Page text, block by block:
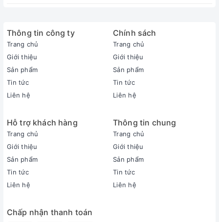
Thông tin sản phẩm
Loại máy:
1 chiều (chỉ làm lạnh)
Công suất làm lạnh:
Thông tin công ty
Trang chủ
Giới thiệu
Sản phẩm
Tin tức
Liên hệ
Chính sách
Trang chủ
Giới thiệu
Sản phẩm
Tin tức
Liên hệ
Hỗ trợ khách hàng
Trang chủ
Giới thiệu
Sản phẩm
Tin tức
Liên hệ
Thông tin chung
Trang chủ
Giới thiệu
Sản phẩm
Tin tức
Liên hệ
Chấp nhận thanh toán